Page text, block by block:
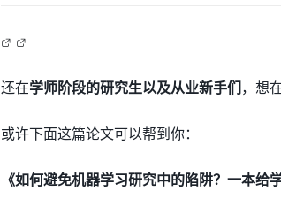
还在学师阶段的研究生以及从业新手们 ，想
或许下面这篇论文可以帮到你：
《如何避免机器学习研究中的陷阱？一本给